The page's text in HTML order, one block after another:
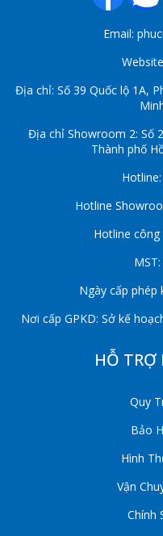
Email:
Địa chỉ: Số 39 Quốc lộ 1A,
Địa chỉ Showroom 2: Số
Thành phố
Hotline
Hotline công
Ngày cấp phép
Nơi cấp GPKD: Sở kế
HỖ TRỢ
Quy
Bảo
Hình
Vận
Chính